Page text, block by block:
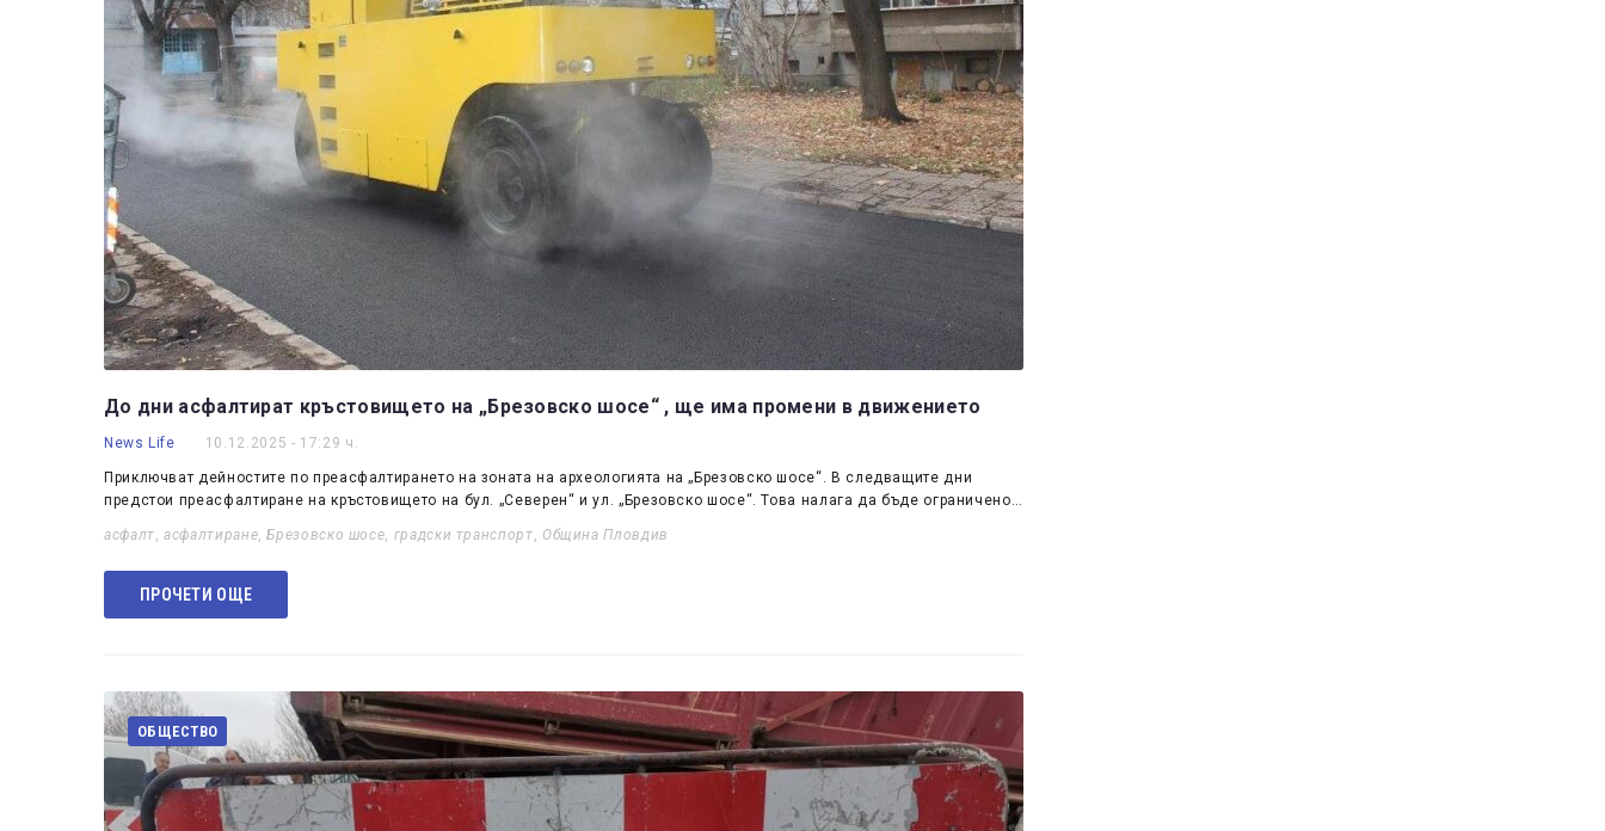
До дни асфалтират кръстовището на „Брезовско шосе“ , ще има промени в движението
News Life 10.12.2025 - 17:29 ч.
Приключват дейностите по преасфалтирането на зоната на археологията на „Брезовско шосе“. В следващите дни
предстои преасфалтиране на кръстовището на бул. „Северен“ и ул. „Брезовско шосе“. Това налага да бъде ограничено…
асфалт,асфалтиране,Брезовско шосе, градски транспорт, Община Пловдив
ПРОЧЕТИ ОЩЕ
ОБЩЕСТВО